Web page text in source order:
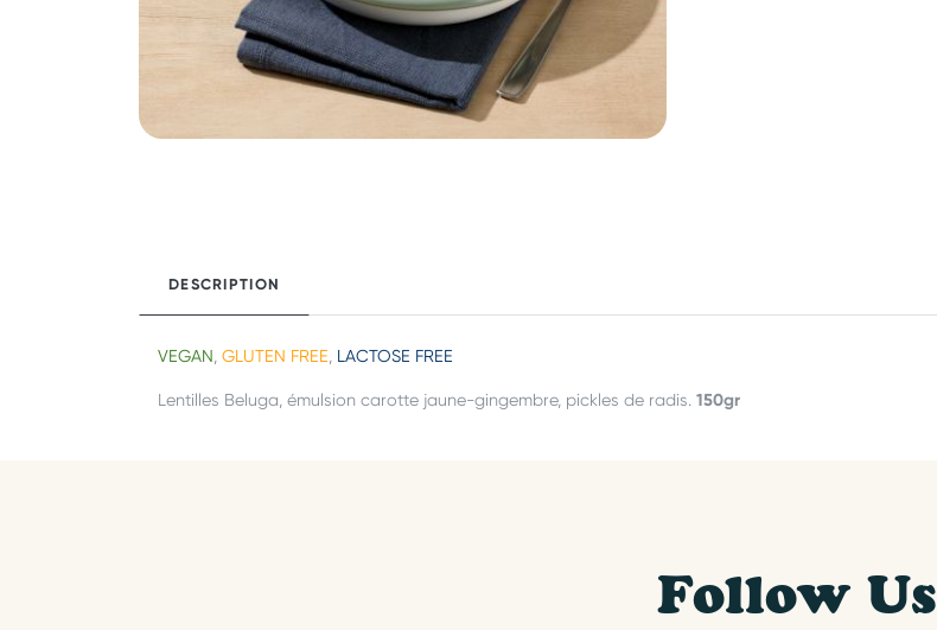
DESCRIPTION
VEGAN, GLUTEN FREE, LACTOSE FREE
Lentilles Beluga, émulsion carotte jaune-gingembre, pickles de radis. 150gr
Follow Us